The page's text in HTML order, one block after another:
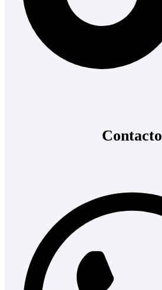
Contacto